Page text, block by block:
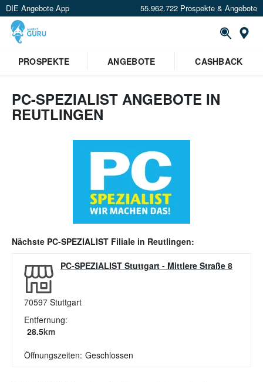
DIE Angebote App 55.962.722 Prospekte & Angebote
PROSPEKTE
ANGEBOTE CASHBACK
PC-SPEZIALIST ANGEBOTE IN
REUTLINGEN
Nächste PC-SPEZIALIST Filiale in Reutlingen:
PC-SPEZIALIST Stuttgart - Mittlere Straße 8
70597 Stuttgart
Entfernung:
28.5km
Öffnungszeiten: Geschlossen